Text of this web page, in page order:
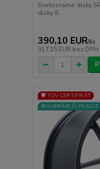
Svetoznáme disky
disky 8...
390,10 EUR/ks
317,15 EUR bez DPH
🛡️ TÜV CERTIFIKÁT
⚙️OVERÍME ČI PASUJE